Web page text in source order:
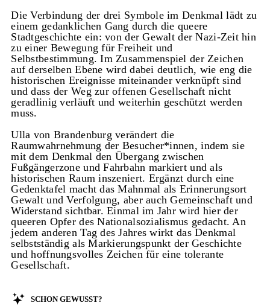
Die Verbindung der drei Symbole im Denkmal lädt zu
einem gedanklichen Gang durch die queere
Stadtgeschichte ein: von der Gewalt der Nazi-Zeit hin
zu einer Bewegung für Freiheit und
Selbstbestimmung. Im Zusammenspiel der Zeichen
auf derselben Ebene wird dabei deutlich, wie eng die
historischen Ereignisse miteinander verknüpft sind
und dass der Weg zur offenen Gesellschaft nicht
geradlinig verläuft und weiterhin geschützt werden
muss.
Ulla von Brandenburg verändert die
Raumwahrnehmung der Besucher*innen, indem sie
mit dem Denkmal den Übergang zwischen
Fußgängerzone und Fahrbahn markiert und als
historischen Raum inszeniert. Ergänzt durch eine
Gedenktafel macht das Mahnmal als Erinnerungsort
Gewalt und Verfolgung, aber auch Gemeinschaft und
Widerstand sichtbar. Einmal im Jahr wird hier der
queeren Opfer des Nationalsozialismus gedacht. An
jedem anderen Tag des Jahres wirkt das Denkmal
selbstständig als Markierungspunkt der Geschichte
und hoffnungsvolles Zeichen für eine tolerante
Gesellschaft.
Schon gewusst?